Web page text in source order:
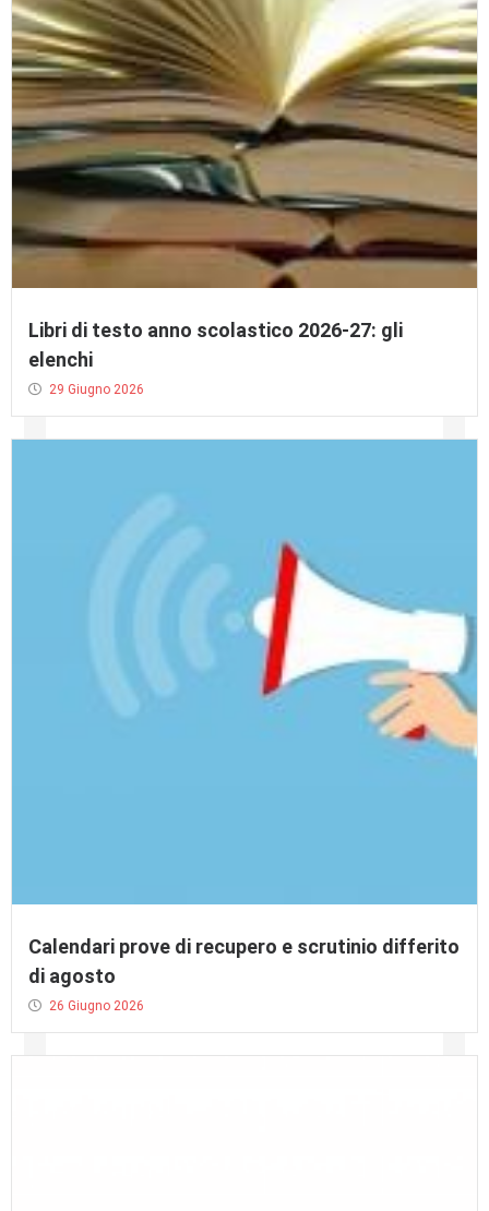
Libri di testo anno scolastico 2026-27: gli
elenchi
29 Giugno 2026
Calendari prove di recupero e scrutinio differito
di agosto
26 Giugno 2026